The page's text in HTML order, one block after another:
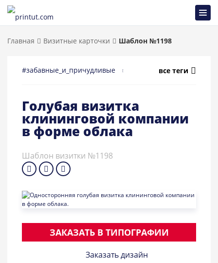
Главная Визитные карточки Шаблон №1198
#забавные_и_причудливые #яркие #универсальные
все теги
Голубая визитка
клининговой компании
в форме облака
Шаблон визитки №1198
ЗАКАЗАТЬ В ТИПОГРАФИИ
Заказать дизайн